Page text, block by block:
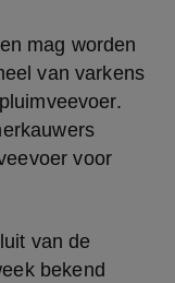
mag worden
van varkens
voor
van de
bekend